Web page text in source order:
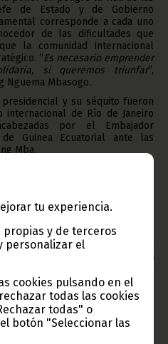
tu experiencia.
propias y de terceros
personalizar el
cookies pulsando en el
todas las cookies
todas" o
botón "Seleccionar las
de Estado y de Gobierno
corresponde a cada uno
de las dificultades que
la comunidad internacional
“Es necesario emprender
si queremos triunfar”,
Nguema Mbasogo.
y su séquito fueron
de Río de Janeiro
por el Embajador
de Guinea Ecuatorial ante las
Mba.
de Guinea Ecuatorial.
parcial de este artículo o de las
hacerse, siempre y en todo
de Guinea Ecuatorial).